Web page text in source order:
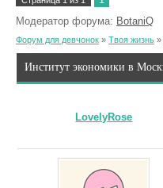
Модератор форума: BotaniQ
Форум для девчонок » Твоя жизнь »
Институт экономики в
LovelyRose